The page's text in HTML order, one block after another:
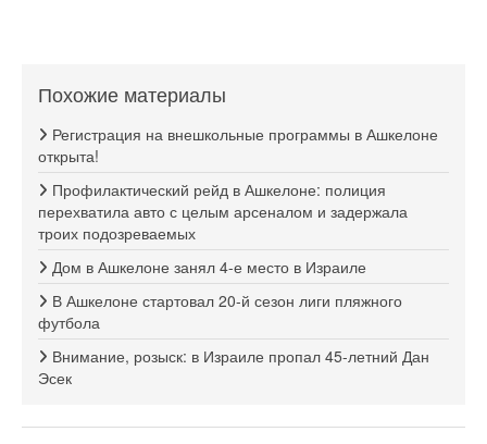
Похожие материалы
Регистрация на внешкольные программы в Ашкелоне
открыта!
Профилактический рейд в Ашкелоне: полиция
перехватила авто с целым арсеналом и задержала
троих подозреваемых
Дом в Ашкелоне занял 4-е место в Израиле
В Ашкелоне стартовал 20-й сезон лиги пляжного
футбола
Внимание, розыск: в Израиле пропал 45-летний Дан
Эсек